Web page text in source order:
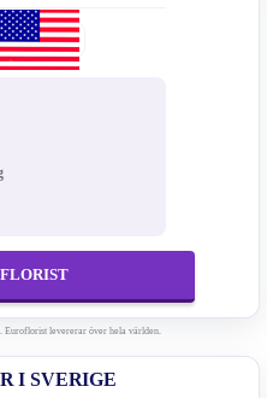
Euroflorist levererar över hela världen.
I SVERIGE